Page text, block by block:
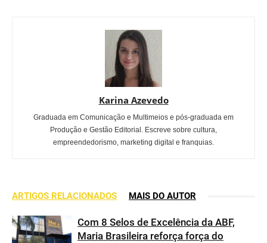
Karina Azevedo
Graduada em Comunicação e Multimeios e pós-graduada em
Produção e Gestão Editorial. Escreve sobre cultura,
empreendedorismo, marketing digital e franquias.
ARTIGOS RELACIONADOS MAIS DO AUTOR
Com 8 Selos de Excelência da ABF,
Maria Brasileira reforça força do